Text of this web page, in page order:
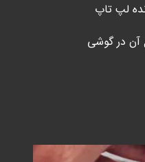
لپ تاپ
آن در گوشی